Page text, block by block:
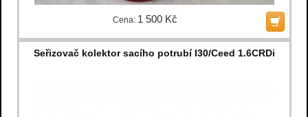
Cena: 1 500 Kč
Seřizovač kolektor sacího potrubí I30/Ceed 1.6CRDi